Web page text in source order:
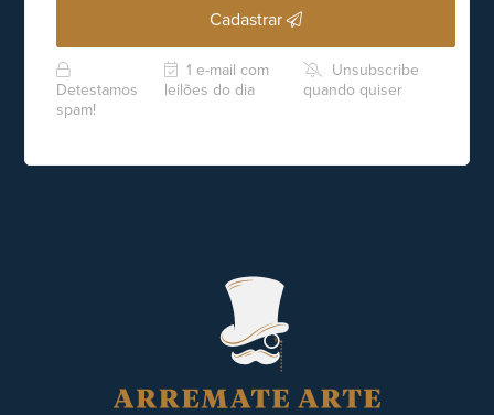
Cadastrar
Detestamos
spam!
1 e-mail com
leilões do dia
Unsubscribe
quando quiser